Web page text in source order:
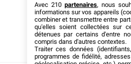
Avec 210 partenaires, nous
informations sur vos appareils
combiner et transmettre entre
qu'elles soient collectées sur
détenues par certains d'entre
compris dans d'autres contextes.
Traiter ces données
programmes de fidélité,